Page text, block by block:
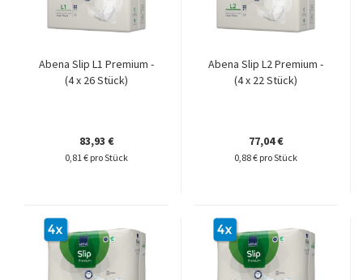
Abena Slip L1 Premium -
(4 x 26 Stück)
83,93 €
0,81 € pro Stück
Abena Slip L2 Premium -
(4 x 22 Stück)
77,04 €
0,88 € pro Stück